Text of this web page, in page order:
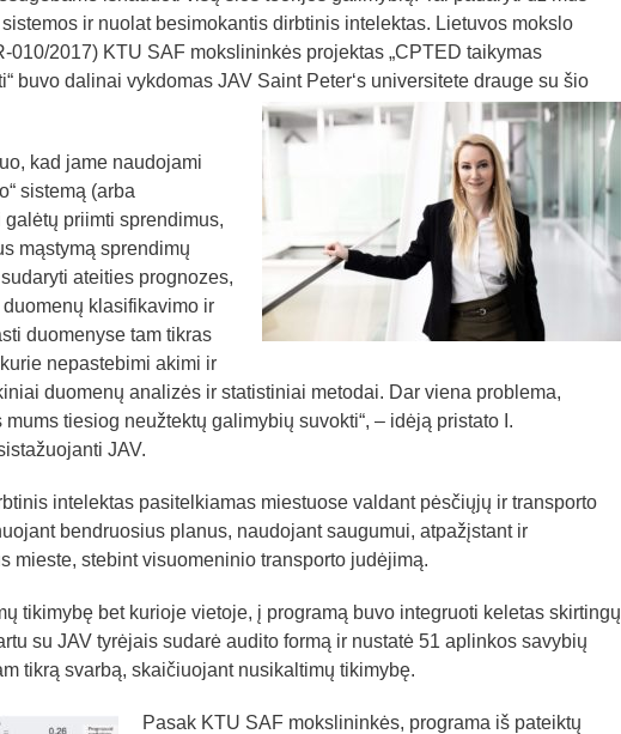
ir nuolat besimokantis dirbtinis intelektas. Lietuvos mokslo
010/2017) KTU SAF mokslininkės projektas „CPTED taikymas
buvo dalinai vykdomas JAV Saint Peter‘s universitete drauge su šio
kad jame naudojami
sistemą (arba
priimti sprendimus,
mąstymą sprendimų
ateities prognozes,
klasifikavimo ir
duomenyse tam tikras
nepastebimi akimi ir
duomenų analizės ir statistiniai metodai. Dar viena problema,
tiesiog neužtektų galimybių suvokti“, – idėją pristato I.
JAV.
intelektas pasitelkiamas miestuose valdant pėsčiųjų ir transporto
bendruosius planus, naudojant saugumui, atpažįstant ir
mieste, stebint visuomeninio transporto judėjimą.
tikimybę bet kurioje vietoje, į programą buvo integruoti keletas skirtingų
su JAV tyrėjais sudarė audito formą ir nustatė 51 aplinkos savybių
tikrą svarbą, skaičiuojant nusikaltimų tikimybę.
Pasak KTU SAF mokslininkės, programa iš pateiktų